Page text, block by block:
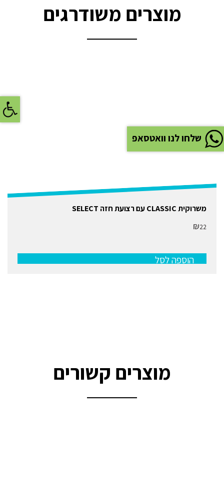
שלחו לנו וואטסאפ
מוצרים משודרגים
משרוקית CLASSIC עם רצועת חזה SELECT
₪22
הוספה לסל
מוצרים קשורים